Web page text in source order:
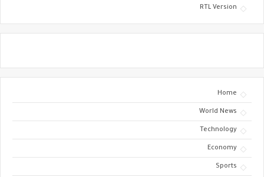
RTL Version
Home
World News
Technology
Economy
Sports